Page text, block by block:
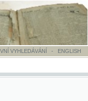
ENGLISH